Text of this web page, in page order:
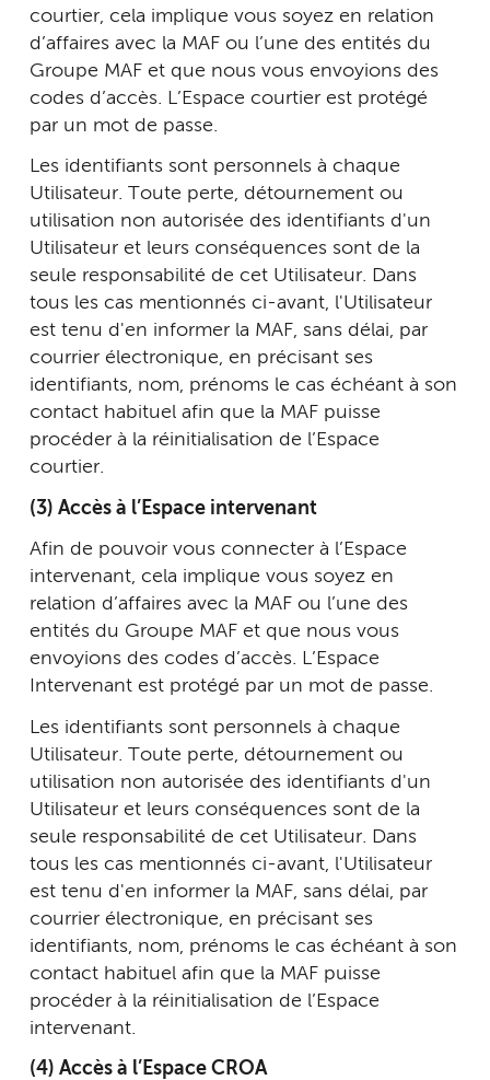
courtier, cela implique vous soyez en relation
d’affaires avec la MAF ou l’une des entités du
Groupe MAF et que nous vous envoyions des
codes d’accès. L’Espace courtier est protégé
par un mot de passe.
Les identifiants sont personnels à chaque
Utilisateur. Toute perte, détournement ou
utilisation non autorisée des identifiants d'un
Utilisateur et leurs conséquences sont de la
seule responsabilité de cet Utilisateur. Dans
tous les cas mentionnés ci-avant, l'Utilisateur
est tenu d'en informer la MAF, sans délai, par
courrier électronique, en précisant ses
identifiants, nom, prénoms le cas échéant à son
contact habituel afin que la MAF puisse
procéder à la réinitialisation de l’Espace
courtier.
(3) Accès à l’Espace intervenant
Afin de pouvoir vous connecter à l’Espace
intervenant, cela implique vous soyez en
relation d’affaires avec la MAF ou l’une des
entités du Groupe MAF et que nous vous
envoyions des codes d’accès. L’Espace
Intervenant est protégé par un mot de passe.
Les identifiants sont personnels à chaque
Utilisateur. Toute perte, détournement ou
utilisation non autorisée des identifiants d'un
Utilisateur et leurs conséquences sont de la
seule responsabilité de cet Utilisateur. Dans
tous les cas mentionnés ci-avant, l'Utilisateur
est tenu d'en informer la MAF, sans délai, par
courrier électronique, en précisant ses
identifiants, nom, prénoms le cas échéant à son
contact habituel afin que la MAF puisse
procéder à la réinitialisation de l’Espace
intervenant.
(4) Accès à l’Espace CROA